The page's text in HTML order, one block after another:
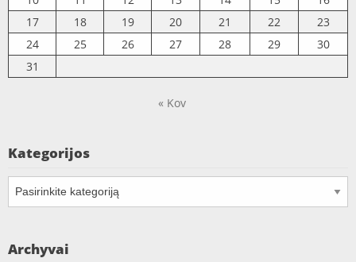
17
18 19 20 21 22
23
24
25 26 27 28 29
30
31
« Kov
Kategorijos
Archyvai